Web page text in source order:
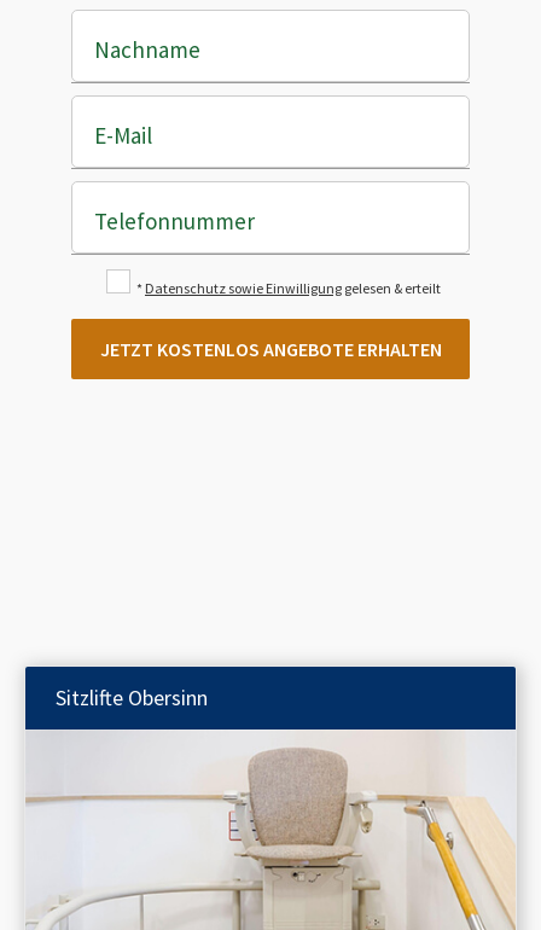
Nachname
E-Mail
Telefonnummer
* Datenschutz sowie Einwilligung gelesen & erteilt
JETZT KOSTENLOS ANGEBOTE ERHALTEN
Sitzlifte Obersinn